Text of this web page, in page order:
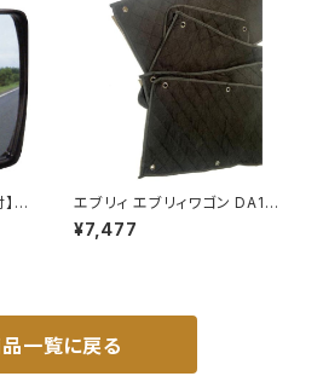
ハ
エブリィ エブリィワゴン DA17V
DA17W サンシェード エブリー
マルチサンシェード 車種専用 8
¥7,477
一覧に戻る